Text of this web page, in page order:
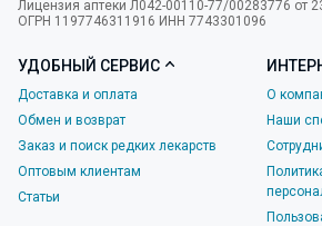
Лицензия аптеки Л042-00110-77/00283776 от
ОГРН 1197746311916 ИНН 7743301096
УДОБНЫЙ СЕРВИС
Доставка и оплата
Обмен и возврат
Заказ и поиск редких лекарств
Оптовым клиентам
Статьи
О
Наши